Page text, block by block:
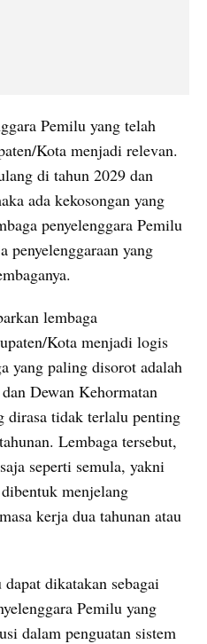
Pemilu yang telah
Kota menjadi relevan.
di tahun 2029 dan
ada kekosongan yang
penyelenggara Pemilu
penyelenggaraan yang
lembaga
Kota menjadi logis
yang paling disorot adalah
Dewan Kehormatan
dirasa tidak terlalu penting
Lembaga tersebut,
seperti semula, yakni
menjelang
kerja dua tahunan atau
dikatakan sebagai
Pemilu yang
dalam penguatan sistem